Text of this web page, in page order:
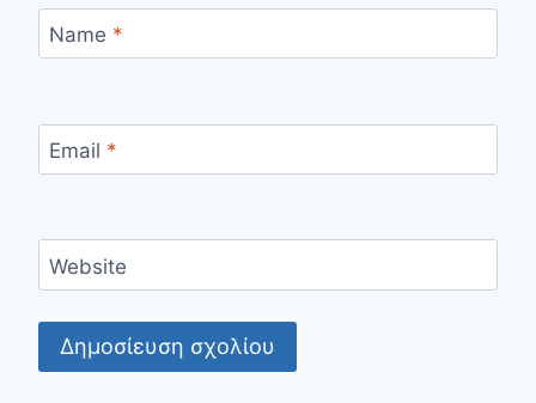
Name *
Email *
Website